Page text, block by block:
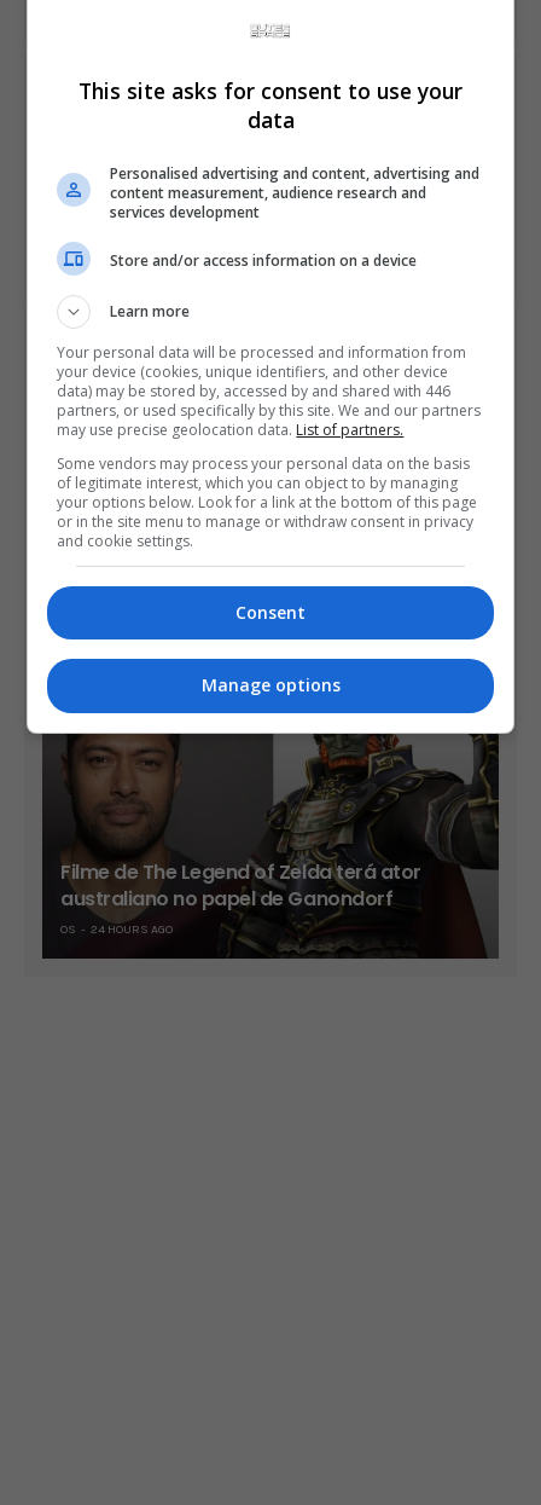
PREVIOUS ARTICLE
Ator John Boyega narra novo trailer épico de Star Wars:
Battlefront 2
NEXT ARTICLE
outubro
Take-Two diz que sua vendas já são mais
de 90% no formato digital
OS 22 HOURS AGO
Filme de The Legend of Zelda terá ator
australiano no papel de Ganondorf
OS 24 HOURS AGO
This site asks for consent to use your
data
Personalised advertising and content, advertising and
content measurement, audience research and
services development
Store and/or access information on a device
Learn more
Your personal data will be processed and information from
your device (cookies, unique identifiers, and other device
data) may be stored by, accessed by and shared with 446
partners, or used specifically by this site. We and our partners
may use precise geolocation data. List of partners.
Some vendors may process your personal data on the basis
of legitimate interest, which you can object to by managing
your options below. Look for a link at the bottom of this page
or in the site menu to manage or withdraw consent in privacy
and cookie settings.
Consent
Manage options